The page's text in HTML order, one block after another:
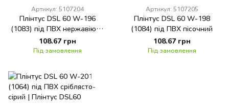
Артикул: 5107204
Плінтус DSL 60 W-196
(1083) під ПВХ нержавіюча
сталь
108.67 грн
Під замовлення
Артикул: 5107205
Плінтус DSL 60 W-198
(1084) під ПВХ пісочний
108.67 грн
Під замовлення